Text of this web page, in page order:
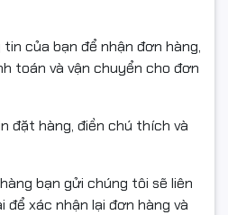
của bạn để nhận đơn hàng,
toán và vận chuyển cho đơn
đặt hàng, điền chú thích và
bạn gửi chúng tôi sẽ liên
để xác nhận lại đơn hàng và